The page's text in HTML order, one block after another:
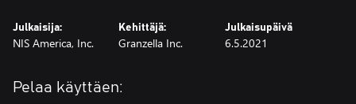
Julkaisija:
NIS America, Inc.
Kehittäjä:
Granzella Inc.
Julkaisupäivä
6.5.2021
Pelaa käyttäen: